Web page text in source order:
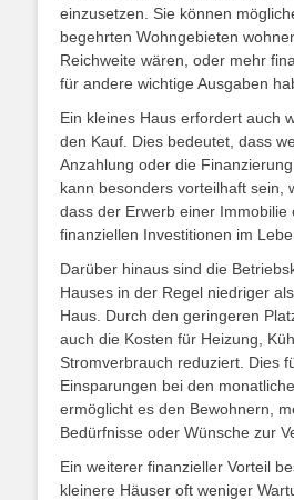
einzusetzen. Sie können
begehrten Wohngebieten
Reichweite wären, oder mehr
für andere wichtige Ausgaben
Ein kleines Haus erfordert auch
den Kauf. Dies bedeutet, dass
Anzahlung oder die
kann besonders vorteilhaft sein,
dass der Erwerb einer
finanziellen Investitionen im
Darüber hinaus sind die
Hauses in der Regel niedriger
Haus. Durch den geringeren
auch die Kosten für Heizung,
Stromverbrauch reduziert. Dies
Einsparungen bei den
ermöglicht es den Bewohnern,
Bedürfnisse oder Wünsche zur
Ein weiterer finanzieller Vorteil
kleinere Häuser oft weniger